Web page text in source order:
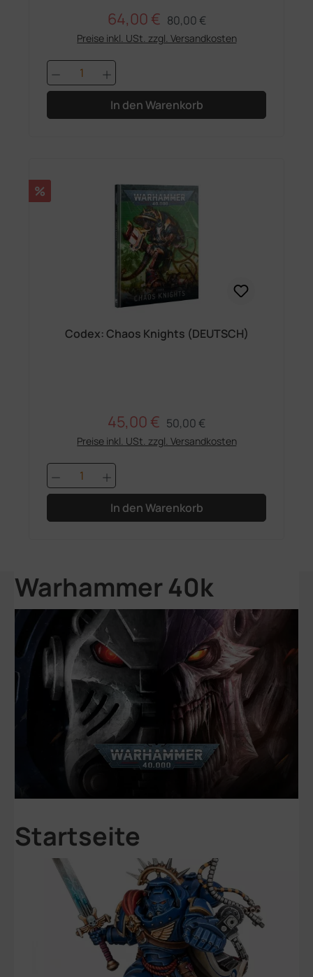
Verkaufspreis:
64,00 € Regulärer Preis:
80,00 €
Preise inkl. USt. zzgl. Versandkosten
Produkt Anzahl: Gib den
In den Warenkorb
Rabatt
%
Codex: Chaos Knights (DEUTSCH)
Verkaufspreis:
45,00 € Regulärer Preis:
50,00 €
Preise inkl. USt. zzgl. Versandkosten
Produkt Anzahl: Gib den
In den Warenkorb
Warhammer 40k
Startseite